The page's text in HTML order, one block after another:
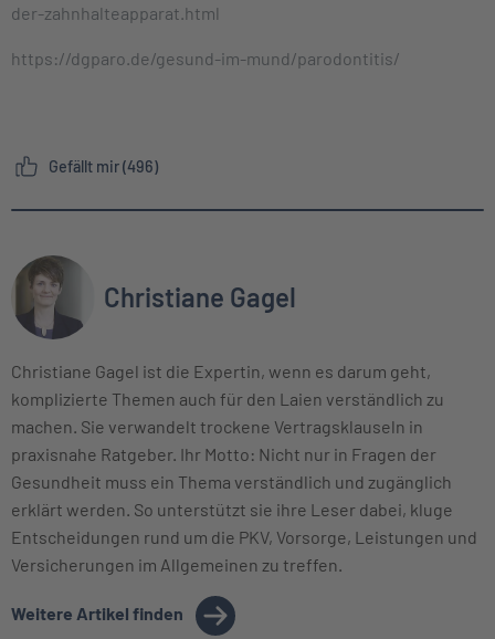
der-zahnhalteapparat.html
https://dgparo.de/gesund-im-mund/parodontitis/
Gefällt mir (496)
Christiane Gagel
Christiane Gagel ist die Expertin, wenn es darum geht,
komplizierte Themen auch für den Laien verständlich zu
machen. Sie verwandelt trockene Vertragsklauseln in
praxisnahe Ratgeber. Ihr Motto: Nicht nur in Fragen der
Gesundheit muss ein Thema verständlich und zugänglich
erklärt werden. So unterstützt sie ihre Leser dabei, kluge
Entscheidungen rund um die PKV, Vorsorge, Leistungen und
Versicherungen im Allgemeinen zu treffen.
Weitere Artikel finden